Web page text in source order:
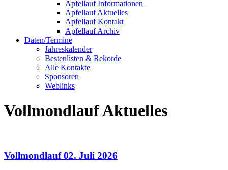
Apfellauf Informationen
Apfellauf Aktuelles
Apfellauf Kontakt
Apfellauf Archiv
Daten/Termine
Jahreskalender
Bestenlisten & Rekorde
Alle Kontakte
Sponsoren
Weblinks
Vollmondlauf Aktuelles
Vollmondlauf 02. Juli 2026